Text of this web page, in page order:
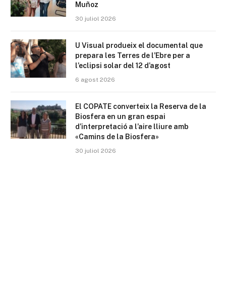
Muñoz
30 juliol 2026
U Visual produeix el documental que
prepara les Terres de l’Ebre per a
l’eclipsi solar del 12 d’agost
6 agost 2026
El COPATE converteix la Reserva de la
Biosfera en un gran espai
d’interpretació a l’aire lliure amb
«Camins de la Biosfera»
30 juliol 2026